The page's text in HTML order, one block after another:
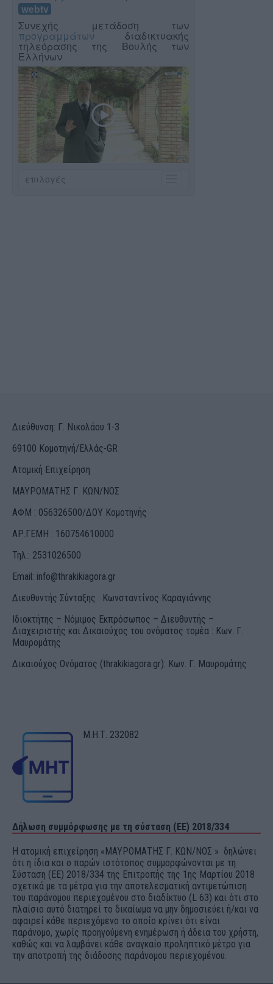
Διεύθυνση: Γ. Νικολάου 1-3
69100 Κομοτηνή/Ελλάς-GR
Ατομική Επιχείρηση
ΜΑΥΡΟΜΑΤΗΣ Γ. ΚΩΝ/ΝΟΣ
ΑΦΜ : 056326500/ΔOΥ Κομοτηνής
ΑΡ.ΓΕΜΗ : 160754610000
Τηλ.: 2531026500
Email: info@thrakikiagora.gr
Διευθυντής Σύνταξης : Κωνσταντίνος Καραγιάννης
Ιδιοκτήτης – Νόμιμος Εκπρόσωπος – Διευθυντής –
Διαχειριστής και Δικαιούχος του ονόματος τομέα : Κων. Γ.
Μαυρομάτης
Δικαιούχος Ονόματος (thrakikiagora.gr): Κων. Γ. Μαυρομάτης
Μ.Η.Τ. 232082
Δήλωση συμμόρφωσης με τη σύσταση (ΕΕ) 2018/334
Η ατομική επιχείρηση «ΜΑΥΡΟΜΑΤΗΣ Γ. ΚΩΝ/ΝΟΣ » δηλώνει
ότι η ίδια και ο παρών ιστότοπος συμμορφώνονται με τη
Σύσταση (ΕΕ) 2018/334 της Επιτροπής της 1ης Μαρτίου 2018
σχετικά με τα μέτρα για την αποτελεσματική αντιμετώπιση
του παράνομου περιεχομένου στο διαδίκτυο (L 63) και ότι στο
πλαίσιο αυτό διατηρεί το δικαίωμα να μην δημοσιεύει ή/και να
αφαιρεί κάθε περιεχόμενο το οποίο κρίνει ότι είναι
παράνομο, χωρίς προηγούμενη ενημέρωση ή άδεια του χρήστη,
καθώς και να λαμβάνει κάθε αναγκαίο προληπτικό μέτρο για
την αποτροπή της διάδοσης παράνομου περιεχομένου.